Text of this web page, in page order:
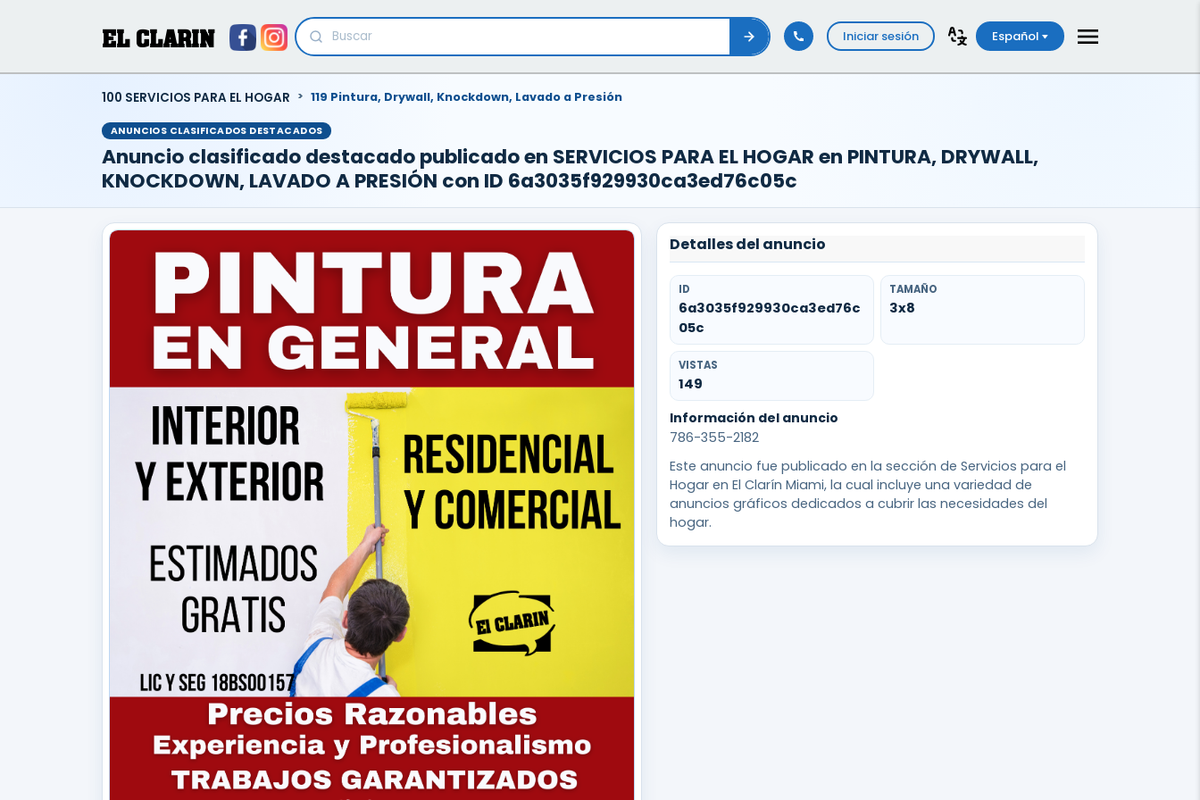
EL CLARIN Iniciar sesión Español
100 SERVICIOS PARA EL HOGAR 119 Pintura, Drywall, Knockdown, Lavado a Presión
ANUNCIOS CLASIFICADOS DESTACADOS
Anuncio clasificado destacado publicado en SERVICIOS PARA EL HOGAR en PINTURA, DRYWALL,
KNOCKDOWN, LAVADO A PRESIÓN con ID 6a3035f929930ca3ed76c05c
Detalles del anuncio
ID
6a3035f929930ca3ed76c
05c
TAMAÑO
3x8
VISTAS
149
Información del anuncio
786-355-2182
Este anuncio fue publicado en la sección de Servicios para el
Hogar en El Clarín Miami, la cual incluye una variedad de
anuncios gráficos dedicados a cubrir las necesidades del
hogar.